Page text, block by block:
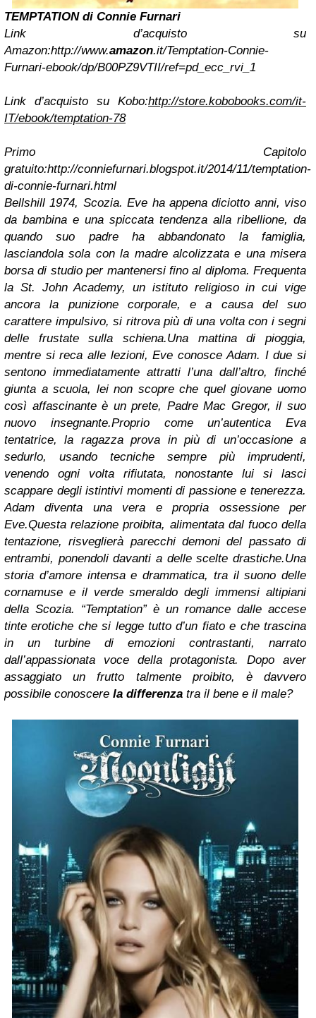
TEMPTATION di Connie Furnari
Link d’acquisto su
Amazon:http://www.amazon.it/Temptation-Connie-
Furnari-ebook/dp/B00PZ9VTII/ref=pd_ecc_rvi_1
Link d’acquisto su Kobo:http://store.kobobooks.com/it-
IT/ebook/temptation-78
Primo Capitolo
gratuito:http://conniefurnari.blogspot.it/2014/11/temptation-
di-connie-furnari.html
Bellshill 1974, Scozia. Eve ha appena diciotto anni, viso
da bambina e una spiccata tendenza alla ribellione, da
quando suo padre ha abbandonato la famiglia,
lasciandola sola con la madre alcolizzata e una misera
borsa di studio per mantenersi fino al diploma. Frequenta
la St. John Academy, un istituto religioso in cui vige
ancora la punizione corporale, e a causa del suo
carattere impulsivo, si ritrova più di una volta con i segni
delle frustate sulla schiena.Una mattina di pioggia,
mentre si reca alle lezioni, Eve conosce Adam. I due si
sentono immediatamente attratti l’una dall’altro, finché
giunta a scuola, lei non scopre che quel giovane uomo
così affascinante è un prete, Padre Mac Gregor, il suo
nuovo insegnante.Proprio come un’autentica Eva
tentatrice, la ragazza prova in più di un’occasione a
sedurlo, usando tecniche sempre più imprudenti,
venendo ogni volta rifiutata, nonostante lui si lasci
scappare degli istintivi momenti di passione e tenerezza.
Adam diventa una vera e propria ossessione per
Eve.Questa relazione proibita, alimentata dal fuoco della
tentazione, risveglierà parecchi demoni del passato di
entrambi, ponendoli davanti a delle scelte drastiche.Una
storia d’amore intensa e drammatica, tra il suono delle
cornamuse e il verde smeraldo degli immensi altipiani
della Scozia. “Temptation” è un romance dalle accese
tinte erotiche che si legge tutto d’un fiato e che trascina
in un turbine di emozioni contrastanti, narrato
dall’appassionata voce della protagonista.Dopo aver
assaggiato un frutto talmente proibito, è davvero
possibile conoscere la differenza tra il bene e il male?